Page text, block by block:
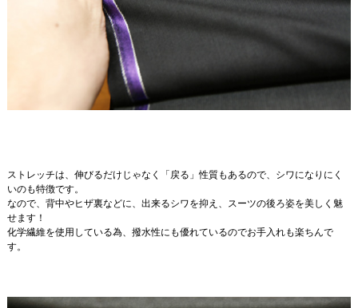
ストレッチは、伸びるだけじゃなく「戻る」性質もあるので、シワになりにく
いのも特徴です。
なので、背中やヒザ裏などに、出来るシワを抑え、スーツの後ろ姿を美しく魅
せます！
化学繊維を使用している為、撥水性にも優れているのでお手入れも楽ちんで
す。